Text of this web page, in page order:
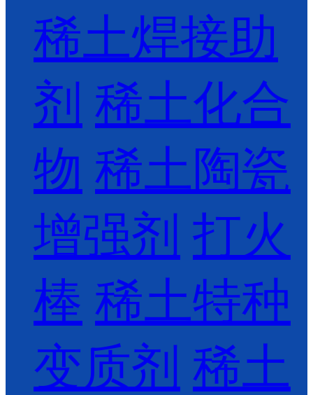
稀土焊接助
剂 稀土化合
物 稀土陶瓷
增强剂 打火
棒 稀土特种
变质剂 稀土